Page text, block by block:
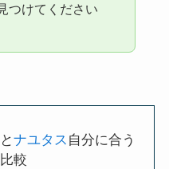
つけてください
とナユタス 自分に合う
較